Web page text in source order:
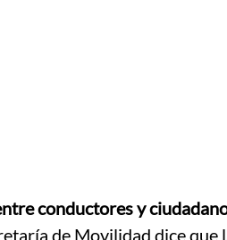
conductores y
de Movilidad dice que